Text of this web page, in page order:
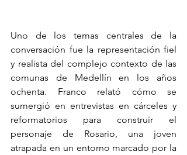
Uno de los temas centrales de la
conversación fue la representación fiel
y realista del complejo contexto de las
comunas de Medellín en los años
ochenta. Franco relató cómo se
sumergió en entrevistas en cárceles y
reformatorios para construir el
personaje de Rosario, una joven
atrapada en un entorno marcado por la